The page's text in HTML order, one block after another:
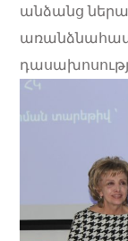
անձանց